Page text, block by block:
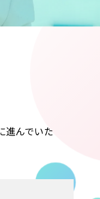
進んでいた